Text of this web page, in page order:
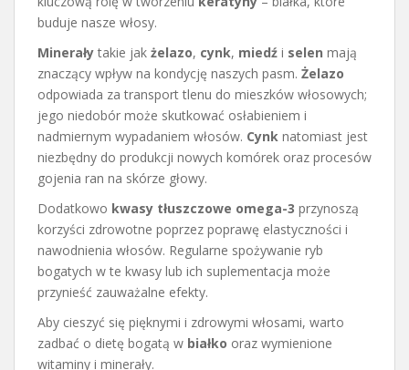
buduje nasze włosy.
Minerały takie jak żelazo, cynk, miedź i selen mają
znaczący wpływ na kondycję naszych pasm. Żelazo
odpowiada za transport tlenu do mieszków włosowych;
jego niedobór może skutkować osłabieniem i
nadmiernym wypadaniem włosów. Cynk natomiast jest
niezbędny do produkcji nowych komórek oraz procesów
gojenia ran na skórze głowy.
Dodatkowo kwasy tłuszczowe omega-3 przynoszą
korzyści zdrowotne poprzez poprawę elastyczności i
nawodnienia włosów. Regularne spożywanie ryb
bogatych w te kwasy lub ich suplementacja może
przynieść zauważalne efekty.
Aby cieszyć się pięknymi i zdrowymi włosami, warto
zadbać o dietę bogatą w białko oraz wymienione
witaminy i minerały.